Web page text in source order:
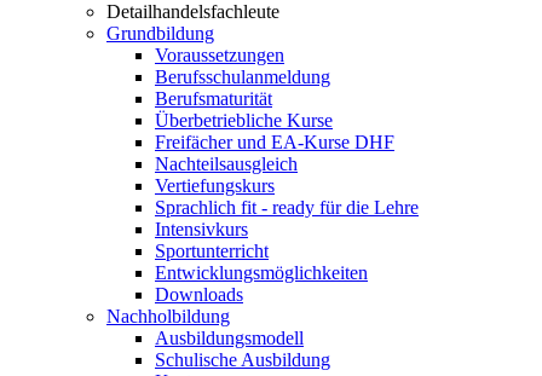
Detailhandelsfachleute
Grundbildung
Voraussetzungen
Berufsschulanmeldung
Berufsmaturität
Überbetriebliche Kurse
Freifächer und EA-Kurse DHF
Nachteilsausgleich
Vertiefungskurs
Sprachlich fit - ready für die Lehre
Intensivkurs
Sportunterricht
Entwicklungsmöglichkeiten
Downloads
Nachholbildung
Ausbildungsmodell
Schulische Ausbildung